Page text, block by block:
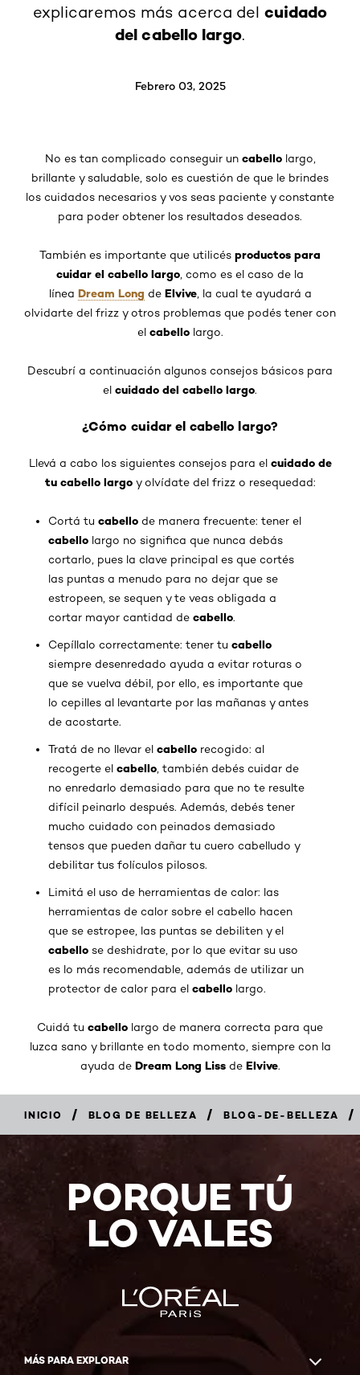
explicaremos más acerca del cuidado
del cabello largo.
Febrero 03, 2025
No es tan complicado conseguir un cabellolargo,
brillante y saludable, solo es cuestión de que le brindes
los cuidados necesarios y vos seas paciente y constante
para poder obtener los resultados deseados.
También es importante que utilicés productos para
cuidar el cabello largo , como es el caso de la
línea Dream Long de Elvive, la cual te ayudará a
olvidarte del frizz y otros problemas que podés tener con
el cabellolargo.
Descubrí a continuación algunos consejos básicos para
el cuidado del cabello largo.
¿Cómo cuidar el cabello largo?
Llevá a cabo los siguientes consejos para el cuidado de
tu cabello largoy olvídate del frizz o resequedad:
Cortá tu cabello de manera frecuente: tener el
cabello largo no significa que nunca debás
cortarlo, pues la clave principal es que cortés
las puntas a menudo para no dejar que se
estropeen, se sequen y te veas obligada a
cortar mayor cantidad de cabello.
Cepíllalo correctamente: tener tu cabello
siempre desenredado ayuda a evitar roturas o
que se vuelva débil, por ello, es importante que
lo cepilles al levantarte por las mañanas y antes
de acostarte.
Tratá de no llevar el cabello recogido: al
recogerte el cabello , también debés cuidar de
no enredarlo demasiado para que no te resulte
difícil peinarlo después. Además, debés tener
mucho cuidado con peinados demasiado
tensos que pueden dañar tu cuero cabelludo y
debilitar tus folículos pilosos.
Limitá el uso de herramientas de calor: las
herramientas de calor sobre el cabello hacen
que se estropee, las puntas se debiliten y el
cabello se deshidrate, por lo que evitar su uso
es lo más recomendable, además de utilizar un
protector de calor para el cabello largo.
Cuidá tu cabello largo de manera correcta para que
luzca sano y brillante en todo momento, siempre con la
ayuda de Dream Long Lissde Elvive.
INICIO / BLOG DE BELLEZA / BLOG-DE-BELLEZA /
PORQUE TÚ
LO VALES
MÁS PARA EXPLORAR